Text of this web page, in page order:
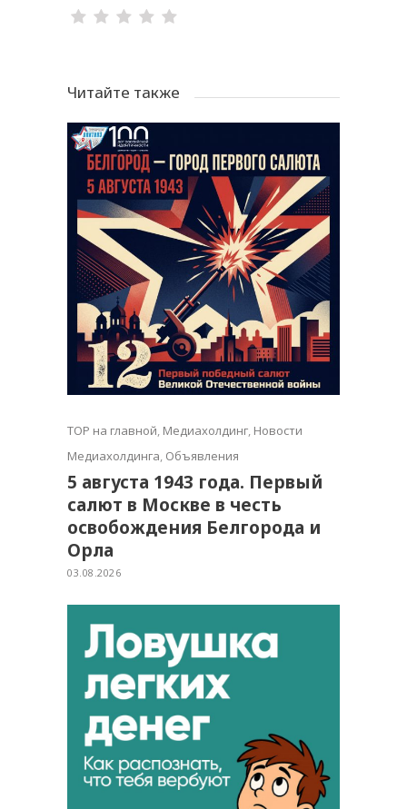
Читайте также
TOP на главной, Медиахолдинг, Новости
Медиахолдинга, Объявления
5 августа 1943 года. Первый
салют в Москве в честь
освобождения Белгорода и
Орла
03.08.2026